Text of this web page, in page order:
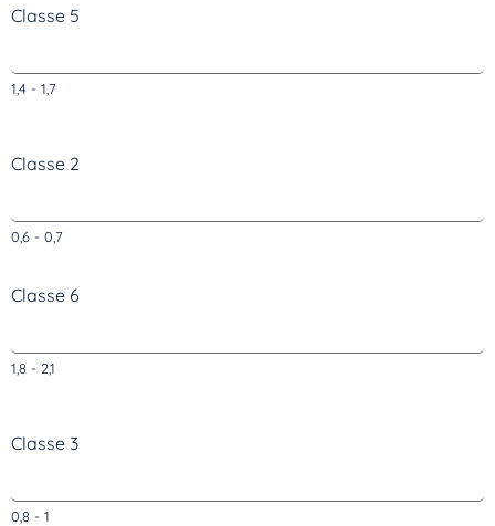
Classe 5
1,4 - 1,7
Classe 2
0,6 - 0,7
Classe 6
1,8 - 2,1
Classe 3
0,8 - 1